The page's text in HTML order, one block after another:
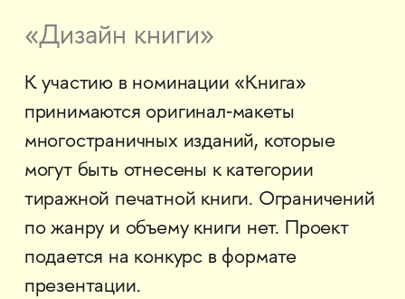
«Дизайн книги»
К участию в номинации «Книга»
принимаются оригинал‐макеты
многостраничных изданий, которые
могут быть отнесены к категории
тиражной печатной книги. Ограничений
по жанру и объему книги нет. Проект
подается на конкурс в формате
презентации.